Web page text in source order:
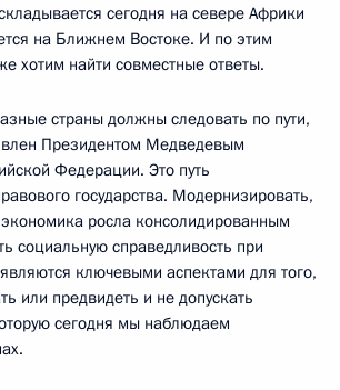
сегодня на севере Африки
на Ближнем Востоке. И по этим
хотим найти совместные ответы.
страны должны следовать по пути,
Президентом Медведевым
Федерации. Это путь
государства. Модернизировать,
росла консолидированным
социальную справедливость при
ключевыми аспектами для того,
или предвидеть и не допускать
сегодня мы наблюдаем